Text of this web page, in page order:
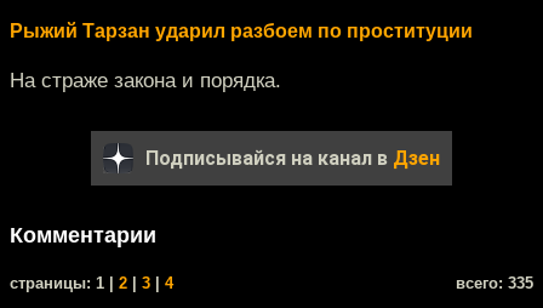
Рыжий Тарзан ударил разбоем по проституции
На страже закона и порядка.
Подписывайся на канал в Дзен
Комментарии
cтраницы: 1 | 2 3 4 всего: 335